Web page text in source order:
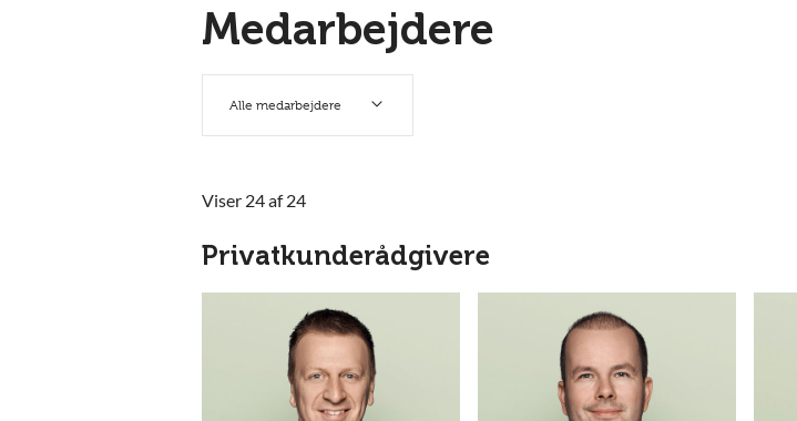
Medarbejdere
Alle medarbejdere
Viser 24 af 24
Privatkunderådgivere